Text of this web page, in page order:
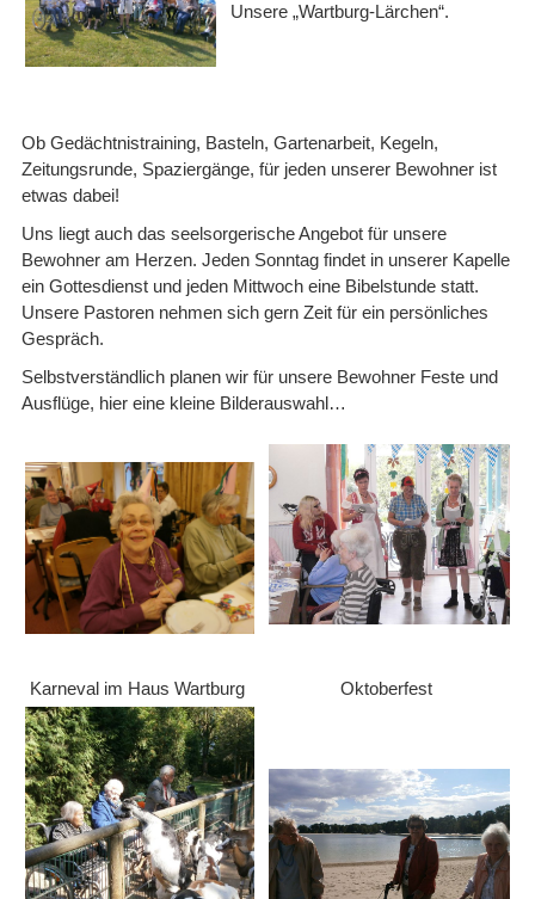
Unsere „Wartburg-Lärchen“.
Ob Gedächtnistraining, Basteln, Gartenarbeit, Kegeln,
Zeitungsrunde, Spaziergänge, für jeden unserer Bewohner ist
etwas dabei!
Uns liegt auch das seelsorgerische Angebot für unsere
Bewohner am Herzen. Jeden Sonntag findet in unserer Kapelle
ein Gottesdienst und jeden Mittwoch eine Bibelstunde statt.
Unsere Pastoren nehmen sich gern Zeit für ein persönliches
Gespräch.
Selbstverständlich planen wir für unsere Bewohner Feste und
Ausflüge, hier eine kleine Bilderauswahl…
Karneval im Haus Wartburg Oktoberfest